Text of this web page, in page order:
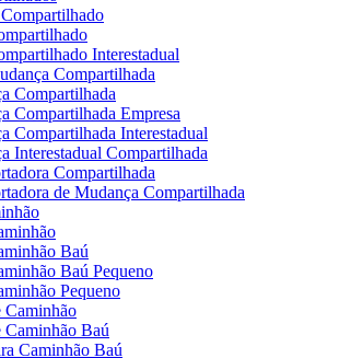
Interestadual
Compartilhada
Compartilhada
Compartilhada Empresa
Compartilhada Interestadual
Interestadual Compartilhada
Compartilhada
de Mudança Compartilhada
Baú
Baú Pequeno
Pequeno
Caminhão
Caminhão Baú
Caminhão Baú